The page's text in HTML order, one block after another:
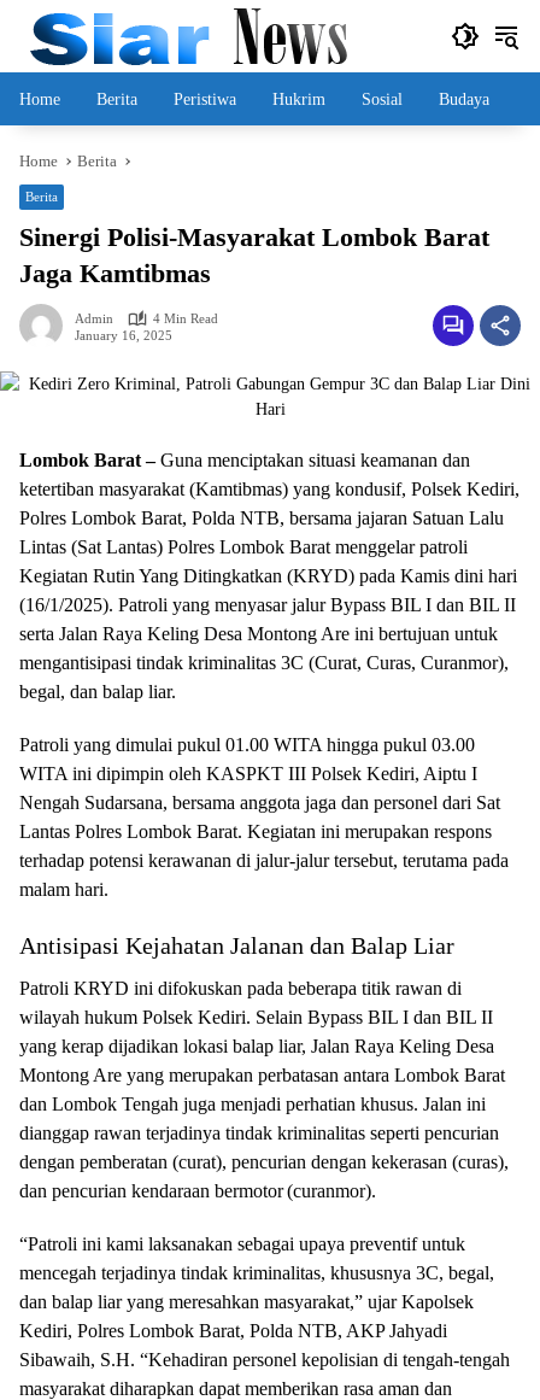
content
Home Berita Peristiwa Hukrim Sosial Budaya
Home Berita
Berita
Sinergi Polisi-Masyarakat Lombok Barat
Jaga Kamtibmas
Admin
4 Min Read
January 16, 2025
Lombok Barat –Guna menciptakan situasi keamanan dan
ketertiban masyarakat (Kamtibmas) yang kondusif, Polsek Kediri,
Polres Lombok Barat, Polda NTB, bersama jajaran Satuan Lalu
Lintas (Sat Lantas) Polres Lombok Barat menggelar patroli
Kegiatan Rutin Yang Ditingkatkan (KRYD) pada Kamis dini hari
(16/1/2025). Patroli yang menyasar jalur Bypass BIL I dan BIL II
serta Jalan Raya Keling Desa Montong Are ini bertujuan untuk
mengantisipasi tindak kriminalitas 3C (Curat, Curas, Curanmor),
begal, dan balap liar.
Patroli yang dimulai pukul 01.00 WITA hingga pukul 03.00
WITA ini dipimpin oleh KASPKT III Polsek Kediri, Aiptu I
Nengah Sudarsana, bersama anggota jaga dan personel dari Sat
Lantas Polres Lombok Barat. Kegiatan ini merupakan respons
terhadap potensi kerawanan di jalur-jalur tersebut, terutama pada
malam hari.
Antisipasi Kejahatan Jalanan dan Balap Liar
Patroli KRYD ini difokuskan pada beberapa titik rawan di
wilayah hukum Polsek Kediri. Selain Bypass BIL I dan BIL II
yang kerap dijadikan lokasi balap liar, Jalan Raya Keling Desa
Montong Are yang merupakan perbatasan antara Lombok Barat
dan Lombok Tengah juga menjadi perhatian khusus. Jalan ini
dianggap rawan terjadinya tindak kriminalitas seperti pencurian
dengan pemberatan (curat), pencurian dengan kekerasan (curas),
dan pencurian kendaraan bermotor(curanmor).
“Patroli ini kami laksanakan sebagai upaya preventif untuk
mencegah terjadinya tindak kriminalitas, khususnya 3C, begal,
dan balap liar yang meresahkan masyarakat,” ujar Kapolsek
Kediri, Polres Lombok Barat, Polda NTB, AKP Jahyadi
Sibawaih, S.H. “Kehadiran personel kepolisian di tengah-tengah
masyarakat diharapkan dapat memberikan rasa aman dan